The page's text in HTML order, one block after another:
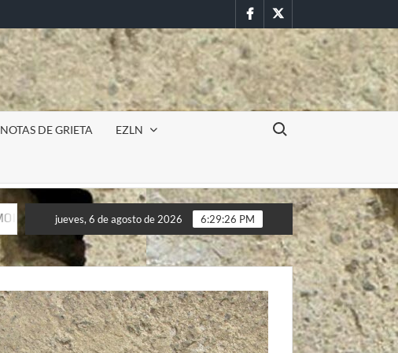
FacebookTwitter
NOTAS DE GRIETA EZLN
Buscar:
Incursión militar en la UAEM (Morelos) durante paro estudiantil por
Incursión militar en la UAEM (Morelos) durante paro estudiantil por
jueves, 6 de agosto de 2026 6:29:28 PM